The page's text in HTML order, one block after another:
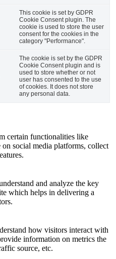
This cookie is set by GDPR
Cookie Consent plugin. The
cookie is used to store the user
consent for the cookies in the
category "Performance".
The cookie is set by the GDPR
Cookie Consent plugin and is
used to store whether or not
user has consented to the use
of cookies. It does not store
any personal data.
certain functionalities like
social media platforms, collect
and analyze the key
which helps in delivering a
how visitors interact with
information on metrics the
source, etc.